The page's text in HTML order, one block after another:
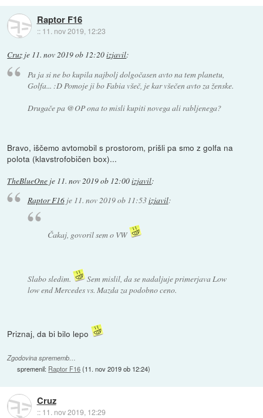
Raptor F16
:: 11. nov 2019, 12:23
Cruz je 11. nov 2019 ob 12:20izjavil:
Pa ja si ne bo kupila najbolj dolgočasen avto na tem planetu,
Golfa... :D Pomoje ji bo Fabia všeč, je kar všečen avto za ženske.
Drugače pa @OP ona to misli kupiti novega ali rabljenega?
Bravo, iščemo avtomobil s prostorom, prišli pa smo z golfa na
polota (klavstrofobičen box)...
TheBlueOne je 11. nov 2019 ob 12:00izjavil:
Raptor F16je 11. nov 2019 ob 11:53izjavil:
Čakaj, govoril sem o VW
Slabo sledim.
Sem mislil, da se nadaljuje primerjava Low
low end Mercedes vs. Mazda za podobno ceno.
Priznaj, da bi bilo lepo
Zgodovina sprememb…
spremenil: Raptor F16(11. nov 2019 ob 12:24)
Cruz
:: 11. nov 2019, 12:29